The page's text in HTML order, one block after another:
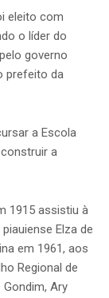
eleito com
o líder do
governo
prefeito da
a Escola
a
1915 assistiu à
Elza de
em 1961, aos
Regional de
Ary